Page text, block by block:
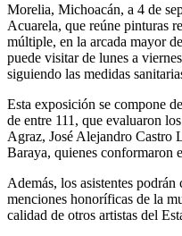
Morelia, Michoacán, a 4 de
Acuarela, que reúne pinturas
múltiple, en la arcada mayor
puede visitar de lunes a
siguiendo las medidas
Esta exposición se compone
de entre 111, que evaluaron
Agraz, José Alejandro Castro
Baraya, quienes conformaron
Además, los asistentes
menciones honoríficas de la
calidad de otros artistas del